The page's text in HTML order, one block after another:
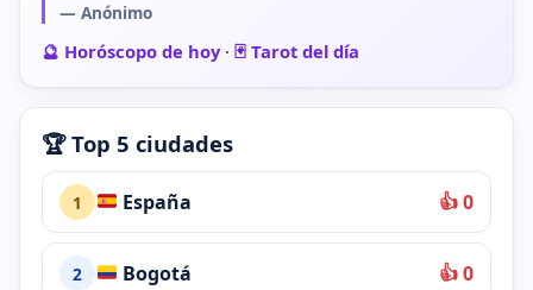
— Anónimo
🔮 Horóscopo de hoy· 🃏 Tarot del día
🏆 Top 5 ciudades
1 España 👍 0
2 Bogotá 👍 0